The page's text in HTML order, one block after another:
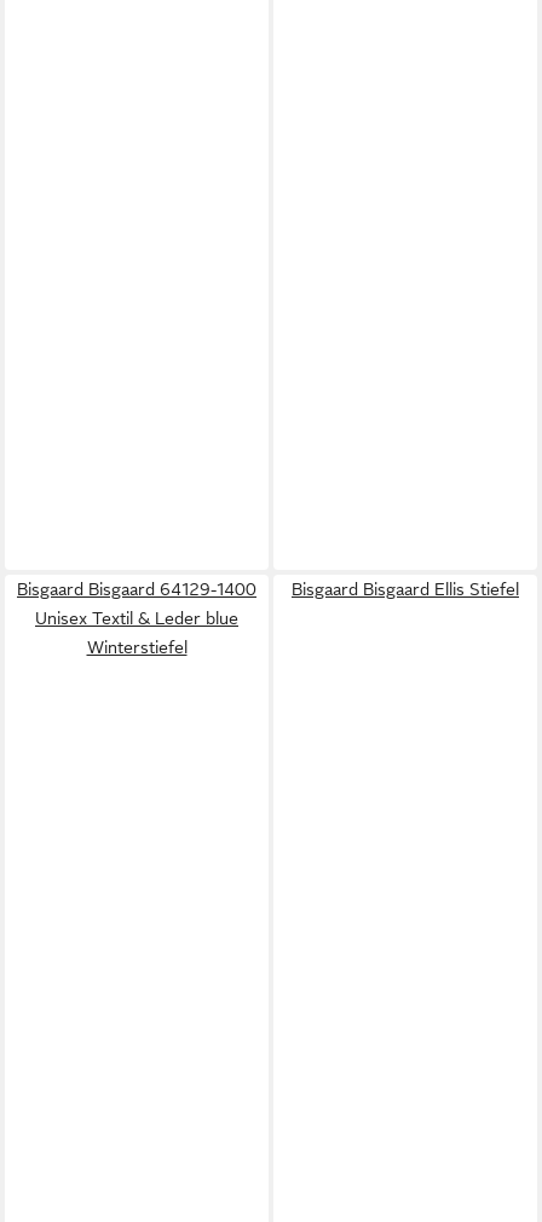
Bisgaard Bisgaard 64129-1400
Unisex Textil & Leder blue
Winterstiefel
Bisgaard Bisgaard Ellis Stiefel